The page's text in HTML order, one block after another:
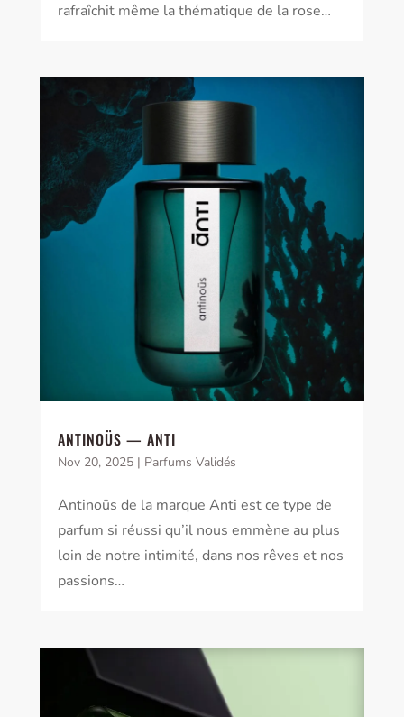
rafraîchit même la thématique de la rose…
ANTINOÜS — ANTI
Nov 20, 2025| Parfums Validés
Antinoüs de la marque Anti est ce type de
parfum si réussi qu’il nous emmène au plus
loin de notre intimité, dans nos rêves et nos
passions…